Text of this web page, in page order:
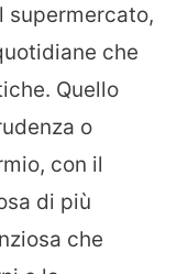
supermercato,
che
Quello
o
con il
di più
che